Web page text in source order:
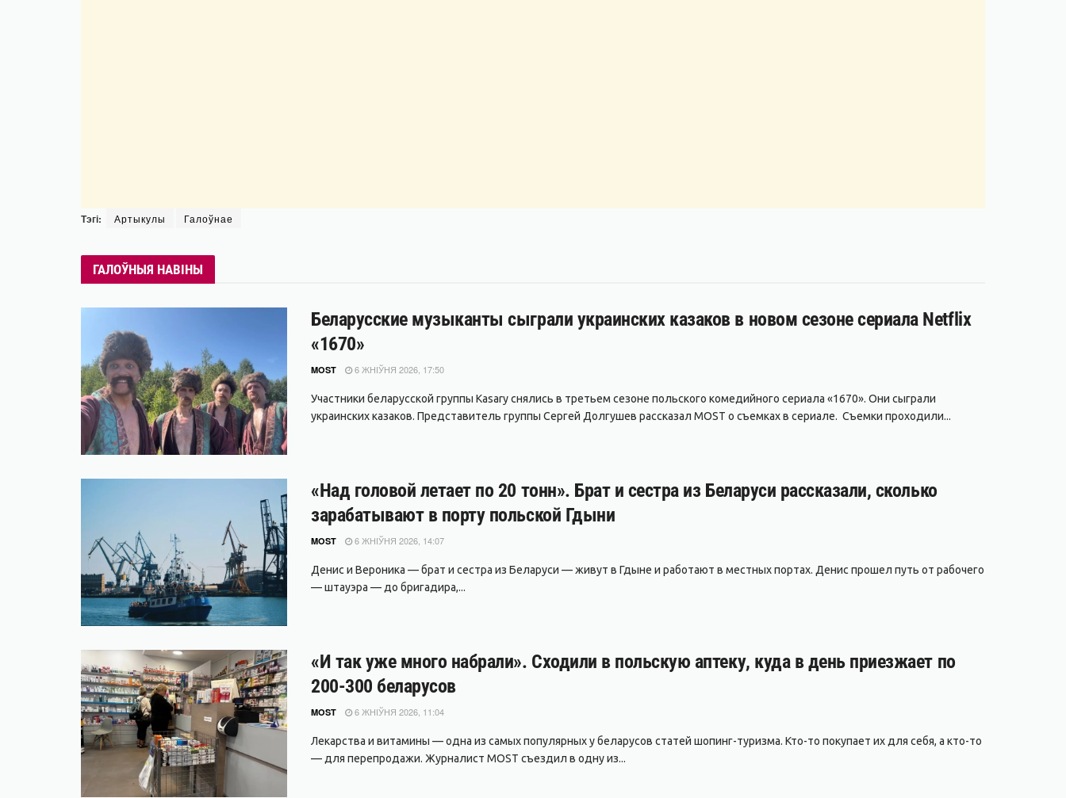
Тэгі: Артыкулы Галоўнае
ГАЛОЎНЫЯ НАВІНЫ
Беларусские музыканты сыграли украинских казаков в новом сезоне сериала Netflix
«1670»
MOST 6 ЖНІЎНЯ 2026, 17:50
Участники беларусской группы Kasary снялись в третьем сезоне польского комедийного сериала «1670». Они сыграли
украинских казаков. Представитель группы Сергей Долгушев рассказал MOST о съемках в сериале. Съемки проходили...
«Над головой летает по 20 тонн». Брат и сестра из Беларуси рассказали, сколько
зарабатывают в порту польской Гдыни
MOST 6 ЖНІЎНЯ 2026, 14:07
Денис и Вероника — брат и сестра из Беларуси — живут в Гдыне и работают в местных портах. Денис прошел путь от рабочего
— штауэра — до бригадира,...
«И так уже много набрали». Сходили в польскую аптеку, куда в день приезжает по
200-300 беларусов
MOST 6 ЖНІЎНЯ 2026, 11:04
Лекарства и витамины — одна из самых популярных у беларусов статей шопинг-туризма. Кто-то покупает их для себя, а кто-то
— для перепродажи. Журналист MOST съездил в одну из...